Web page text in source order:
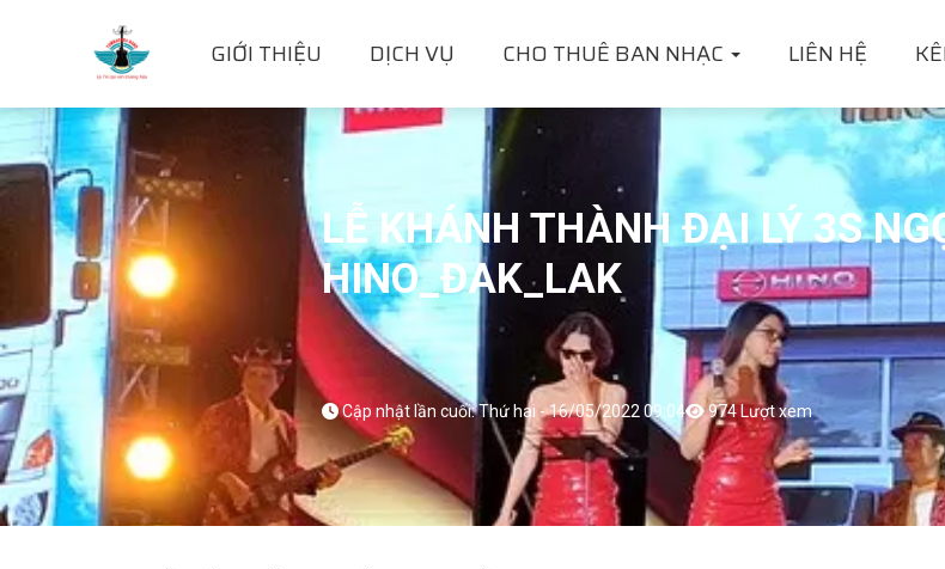
GIỚI THIỆU DỊCH VỤ CHO THUÊ BAN NHẠC LIÊN HỆ
LỄ KHÁNH THÀNH ĐẠI LÝ 3S
HINO_ĐAK_LAK
Cập nhật lần cuối: Thứ hai - 16/05/2022 09:04 974 Lượt xem